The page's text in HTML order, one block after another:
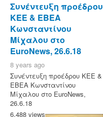
Συνέντευξη προέδρου
ΚΕΕ & ΕΒΕΑ
Κωνσταντίνου
Μίχαλου στο
EuroNews, 26.6.18
8 years ago
Συνέντευξη προέδρου ΚΕΕ &
ΕΒΕΑ Κωνσταντίνου
Μίχαλου στο EuroNews,
26.6.18
6,488 views